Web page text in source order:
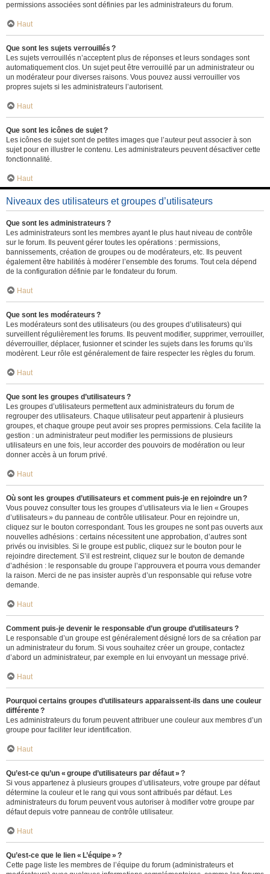
permissions associées sont définies par les administrateurs du forum.
Haut
Que sont les sujets verrouillés ?
Les sujets verrouillés n’acceptent plus de réponses et leurs sondages sont
automatiquement clos. Un sujet peut être verrouillé par un administrateur ou
un modérateur pour diverses raisons. Vous pouvez aussi verrouiller vos
propres sujets si les administrateurs l’autorisent.
Haut
Que sont les icônes de sujet ?
Les icônes de sujet sont de petites images que l’auteur peut associer à son
sujet pour en illustrer le contenu. Les administrateurs peuvent désactiver cette
fonctionnalité.
Haut
Niveaux des utilisateurs et groupes d’utilisateurs
Que sont les administrateurs ?
Les administrateurs sont les membres ayant le plus haut niveau de contrôle
sur le forum. Ils peuvent gérer toutes les opérations : permissions,
bannissements, création de groupes ou de modérateurs, etc. Ils peuvent
également être habilités à modérer l’ensemble des forums. Tout cela dépend
de la configuration définie par le fondateur du forum.
Haut
Que sont les modérateurs ?
Les modérateurs sont des utilisateurs (ou des groupes d’utilisateurs) qui
surveillent régulièrement les forums. Ils peuvent modifier, supprimer, verrouiller,
déverrouiller, déplacer, fusionner et scinder les sujets dans les forums qu’ils
modèrent. Leur rôle est généralement de faire respecter les règles du forum.
Haut
Que sont les groupes d’utilisateurs ?
Les groupes d’utilisateurs permettent aux administrateurs du forum de
regrouper des utilisateurs. Chaque utilisateur peut appartenir à plusieurs
groupes, et chaque groupe peut avoir ses propres permissions. Cela facilite la
gestion : un administrateur peut modifier les permissions de plusieurs
utilisateurs en une fois, leur accorder des pouvoirs de modération ou leur
donner accès à un forum privé.
Haut
Où sont les groupes d’utilisateurs et comment puis-je en rejoindre un ?
Vous pouvez consulter tous les groupes d’utilisateurs via le lien « Groupes
d’utilisateurs » du panneau de contrôle utilisateur. Pour en rejoindre un,
cliquez sur le bouton correspondant. Tous les groupes ne sont pas ouverts aux
nouvelles adhésions : certains nécessitent une approbation, d’autres sont
privés ou invisibles. Si le groupe est public, cliquez sur le bouton pour le
rejoindre directement. S’il est restreint, cliquez sur le bouton de demande
d’adhésion : le responsable du groupe l’approuvera et pourra vous demander
la raison. Merci de ne pas insister auprès d’un responsable qui refuse votre
demande.
Haut
Comment puis-je devenir le responsable d’un groupe d’utilisateurs ?
Le responsable d’un groupe est généralement désigné lors de sa création par
un administrateur du forum. Si vous souhaitez créer un groupe, contactez
d’abord un administrateur, par exemple en lui envoyant un message privé.
Haut
Pourquoi certains groupes d’utilisateurs apparaissent-ils dans une couleur
différente ?
Les administrateurs du forum peuvent attribuer une couleur aux membres d’un
groupe pour faciliter leur identification.
Haut
Qu’est-ce qu’un « groupe d’utilisateurs par défaut » ?
Si vous appartenez à plusieurs groupes d’utilisateurs, votre groupe par défaut
détermine la couleur et le rang qui vous sont attribués par défaut. Les
administrateurs du forum peuvent vous autoriser à modifier votre groupe par
défaut depuis votre panneau de contrôle utilisateur.
Haut
Qu’est-ce que le lien « L’équipe » ?
Cette page liste les membres de l’équipe du forum (administrateurs et